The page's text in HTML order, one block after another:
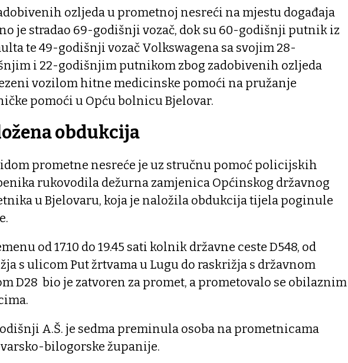
ozljeda u prometnoj nesreći na mjestu događaja
je stradao 69-godišnji vozač, dok su 60-godišnji putnik iz
te 49-godišnji vozač Volkswagena sa svojim 28-
i 22-godišnjim putnikom zbog zadobivenih ozljeda
vozilom hitne medicinske pomoći na pružanje
pomoći u Opću bolnicu Bjelovar.
obdukcija
prometne nesreće je uz stručnu pomoć policijskih
rukovodila dežurna zamjenica Općinskog državnog
u Bjelovaru, koja je naložila obdukcija tijela poginule
od 17.10 do 19.45 sati kolnik državne ceste D548, od
s ulicom Put žrtvama u Lugu do raskrižja s državnom
D28 bio je zatvoren za promet, a prometovalo se obilaznim
A.Š. je sedma preminula osoba na prometnicama
bilogorske županije.